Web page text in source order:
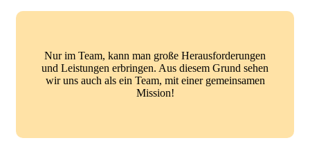
Nur im Team, kann man große Herausforderungen
und Leistungen erbringen. Aus diesem Grund sehen
wir uns auch als ein Team, mit einer gemeinsamen
Mission!